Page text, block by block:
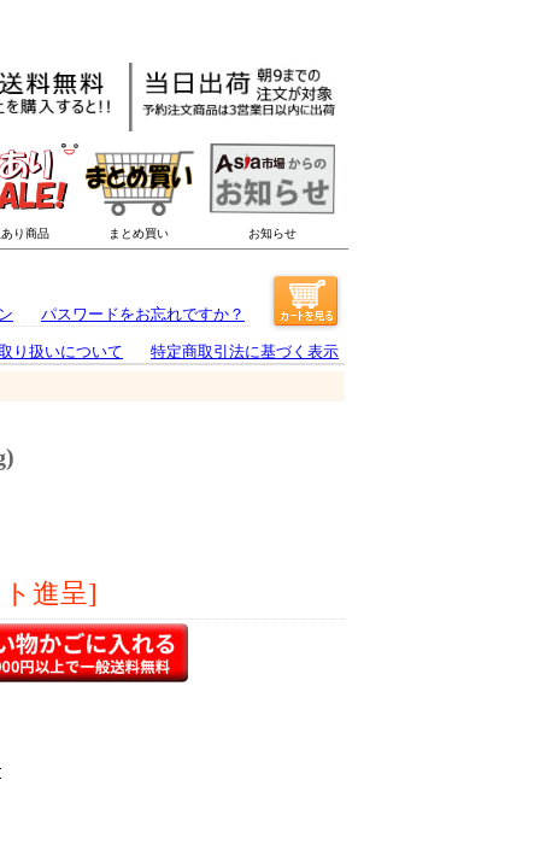
パスワードをお忘れですか？
り扱いについて 特定商取引法に基づく表示
進呈]